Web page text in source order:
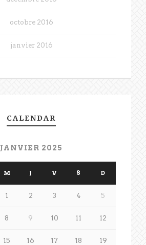
octobre 2016
janvier 2016
CALENDAR
JANVIER 2025
M J V S D
1 2 3 4 5
8 9 10 11 12
15 16 17 18 19